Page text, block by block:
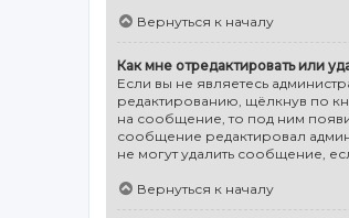
Вернуться к началу
Как мне отредактировать или
Если вы не являетесь
редактированию, щёлкнув по
на сообщение, то под ним
сообщение редактировал
не могут удалить сообщение,
Вернуться к началу